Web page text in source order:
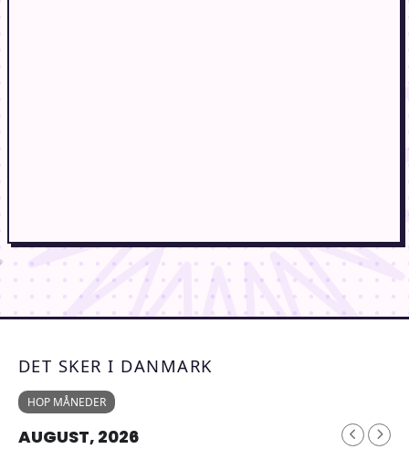
DET SKER I DANMARK
HOP MÅNEDER
AUGUST, 2026